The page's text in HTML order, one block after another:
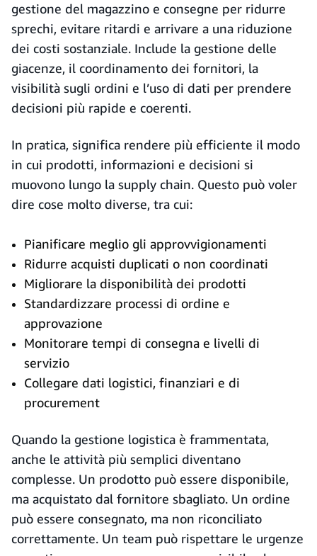
gestione del magazzino e consegne per ridurre
sprechi, evitare ritardi e arrivare a una riduzione
dei costi sostanziale. Include la gestione delle
giacenze, il coordinamento dei fornitori, la
visibilità sugli ordini e l’uso di dati per prendere
decisioni più rapide e coerenti.
In pratica, significa rendere più efficiente il modo
in cui prodotti, informazioni e decisioni si
muovono lungo la supply chain. Questo può voler
dire cose molto diverse, tra cui:
Pianificare meglio gli approvvigionamenti
Ridurre acquisti duplicati o non coordinati
Migliorare la disponibilità dei prodotti
Standardizzare processi di ordine e
approvazione
Monitorare tempi di consegna e livelli di
servizio
Collegare dati logistici, finanziari e di
procurement
Quando la gestione logistica è frammentata,
anche le attività più semplici diventano
complesse. Un prodotto può essere disponibile,
ma acquistato dal fornitore sbagliato. Un ordine
può essere consegnato, ma non riconciliato
correttamente. Un team può rispettare le urgenze